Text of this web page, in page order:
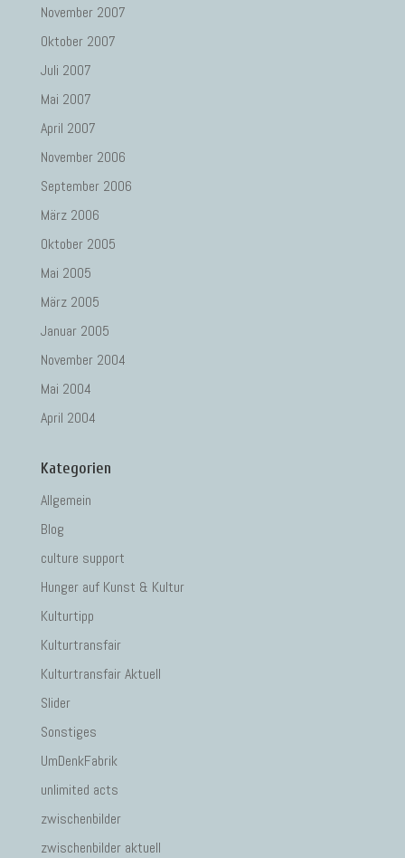
November 2007
Oktober 2007
Juli 2007
Mai 2007
April 2007
November 2006
September 2006
März 2006
Oktober 2005
Mai 2005
März 2005
Januar 2005
November 2004
Mai 2004
April 2004
Kategorien
Allgemein
Blog
culture support
Hunger auf Kunst & Kultur
Kulturtipp
Kulturtransfair
Kulturtransfair Aktuell
Slider
Sonstiges
UmDenkFabrik
unlimited acts
zwischenbilder
zwischenbilder aktuell